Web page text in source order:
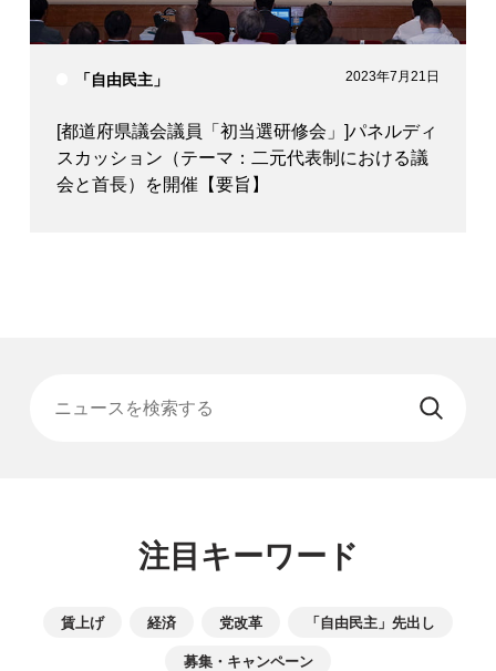
「自由民主」 2023年7月21日
[都道府県議会議員「初当選研修会」]パネルディ
スカッション（テーマ：二元代表制における議
会と首長）を開催【要旨】
注目キーワード
賃上げ 経済 党改革 「自由民主」先出し
募集・キャンペーン